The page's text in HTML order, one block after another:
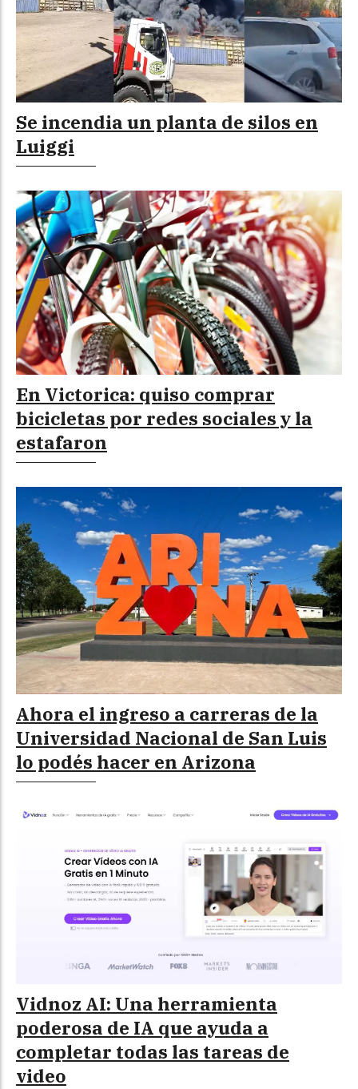
Se incendia un planta de silos en
Luiggi
En Victorica: quiso comprar
bicicletas por redes sociales y la
estafaron
Ahora el ingreso a carreras de la
Universidad Nacional de San Luis
lo podés hacer en Arizona
Vidnoz AI: Una herramienta
poderosa de IA que ayuda a
completar todas las tareas de
video